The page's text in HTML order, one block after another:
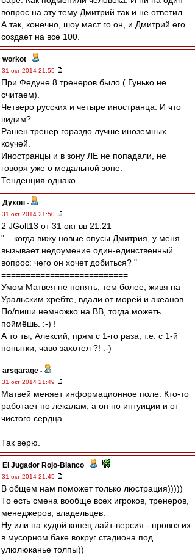
вопрос на эту тему Дмитрий так и не ответил.
А так, конечно, шоу маст го он, и Дмитрий его
создает на все 100.
workоt -
31 окт 2014 21:55
При Федуне 8 тренеров было ( Гунько не
считаем).
Четверо русских и четыре иностранца. И что
видим?
Рашен тренер гораздо лучше иноземных
коучей.
Иностранцы и в зону ЛЕ не попадали, не
говоря уже о медальной зоне.
Тенденция однако.
Духон -
31 окт 2014 21:50
2 JGolt13 от 31 окт вв 21:21
"... когда вижу новые опусы Дмитрия, у меня
вызывает недоумение один-единственный
вопрос: чего он хочет добиться? "
==========================
Умом Матвея не понять, тем более, живя на
Уральским хребте, вдали от морей и акеанов.
По/пиши немножко на ВВ, тогда можеть
поймёшь. :-) !
А то ты, Алексий, прям с 1-го раза, т.е. с 1-й
попытки, чаво захотел ?! :-)
arsgarage -
31 окт 2014 21:49
Матвей меняет информационное поле. Кто-то
работает по лекалам, а он по интуиции и от
чистого сердца.
Так верю.
El Jugador Rojo-Blanco -
31 окт 2014 21:45
В общем нам поможет только люстрация)))))
То есть смена вообще всех игроков, тренеров,
менеджеров, владельцев.
Ну или на худой конец лайт-версия - провоз их
в мусорном баке вокруг стадиона под
улюлюканье толпы))